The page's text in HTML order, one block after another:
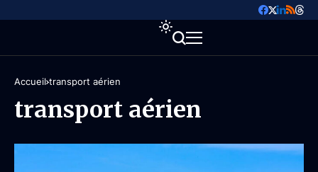
Accueil transport aérien
transport aérien